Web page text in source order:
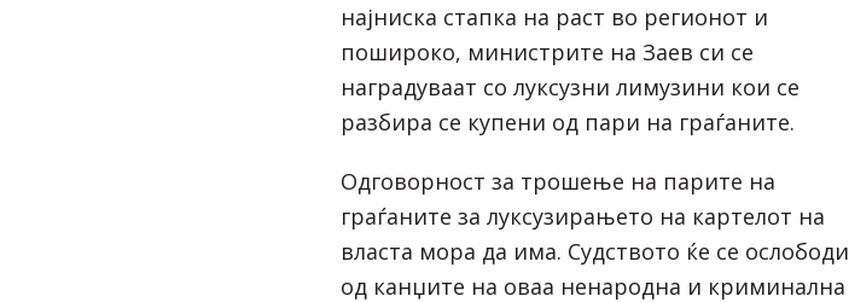
најниска стапка на раст во регионот и
пошироко, министрите на Заев си се
наградуваат со луксузни лимузини кои се
разбира се купени од пари на граѓаните.
Одговорност за трошење на парите на
граѓаните за луксузирањето на картелот на
власта мора да има. Судството ќе се ослободи
од канџите на оваа ненародна и криминална